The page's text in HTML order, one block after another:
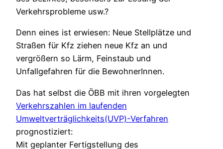
Verkehrsprobleme usw.?
Denn eines ist erwiesen: Neue Stellplätze und
Straßen für Kfz ziehen neue Kfz an und
vergrößern so Lärm, Feinstaub und
Unfallgefahren für die BewohnerInnen.
Das hat selbst die ÖBB mit ihren vorgelegten
Verkehrszahlen im laufenden
Umweltverträglichkeits(UVP)-Verfahren
prognostiziert:
Mit geplanter Fertigstellung des